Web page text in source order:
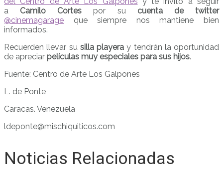
a Camilo Cortes por su cuenta de twitter
@cinemagarage que siempre nos mantiene bien
informados.
Recuerden llevar su silla playera y tendrán la oportunidad
de apreciar películas muy especiales para sus hijos.
Fuente: Centro de Arte Los Galpones
L. de Ponte
Caracas. Venezuela
ldeponte@mischiquiticos.com
Noticias Relacionadas